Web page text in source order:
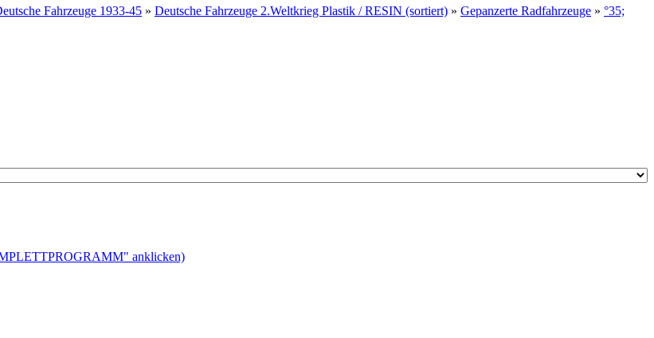
Fahrzeuge 1933-45 » Deutsche Fahrzeuge 2.Weltkrieg Plastik / RESIN (sortiert) » Gepanzerte Radfahrzeuge » °35;
anklicken)